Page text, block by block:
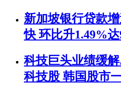
新加坡银行贷款
快 环比升1.49%
科技巨头业绩缓
科技股 韩国股市